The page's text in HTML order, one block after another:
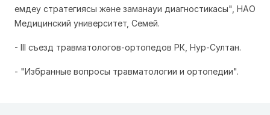
емдеу стратегиясы және заманауи диагностикасы", НАО
Медицинский университет, Семей.
- III съезд травматологов-ортопедов РК, Нур-Султан.
- "Избранные вопросы травматологии и ортопедии".